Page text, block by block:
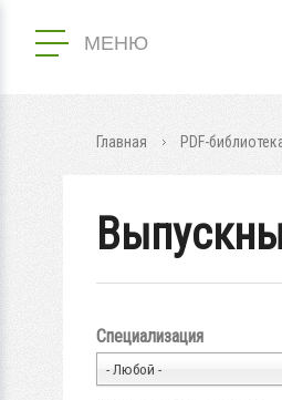
МЕНЮ
Главная PDF-
Специализация
- Любой -